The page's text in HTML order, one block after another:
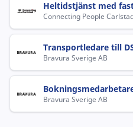
Heltidstjänst med
Connecting People
Transportledare till
Bravura Sverige AB
Bravura Sverige AB